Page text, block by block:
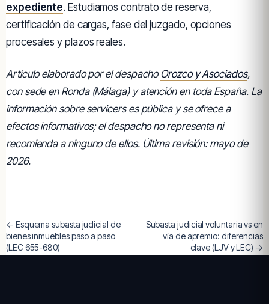
expediente. Estudiamos contrato de reserva,
certificación de cargas, fase del juzgado, opciones
procesales y plazos reales.
Artículo elaborado por el despacho Orozco y Asociados,
con sede en Ronda (Málaga) y atención en toda España. La
información sobre servicerses pública y se ofrece a
efectos informativos; el despacho no representa ni
recomienda a ninguno de ellos. Última revisión: mayo de
2026.
← Esquema subasta judicial de
bienes inmuebles paso a paso
(LEC 655-680)
Subasta judicial voluntaria vs en
vía de apremio: diferencias
clave (LJV y LEC) →